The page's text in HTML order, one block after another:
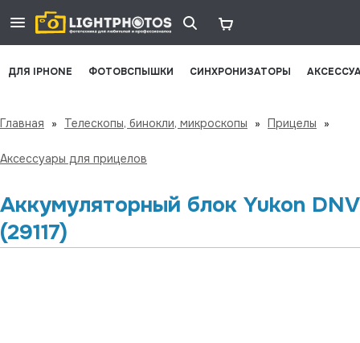
ДЛЯ IPHONE ФОТОВСПЫШКИ СИНХРОНИЗАТОРЫ
Главная » Телескопы, бинокли, микроскопы » Прицелы »
Аксессуары для прицелов
Аккумуляторный блок Yukon DNV
(29117)